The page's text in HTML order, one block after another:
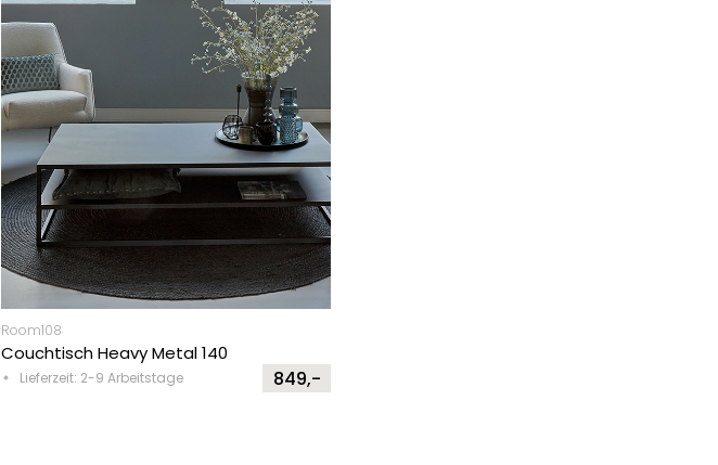
Room108
Couchtisch Heavy Metal 140
Lieferzeit: 2-9 Arbeitstage 849,-